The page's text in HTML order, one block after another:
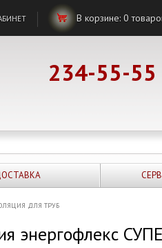
В корзине: 0
234-55-55
ДЛЯ ТРУБ
энергофлекс